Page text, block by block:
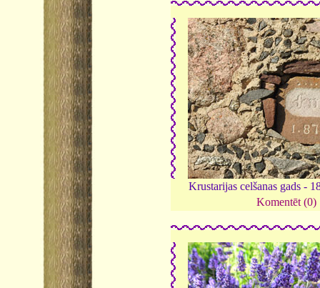
Krustarijas celšanas gads -
Komentēt (0)